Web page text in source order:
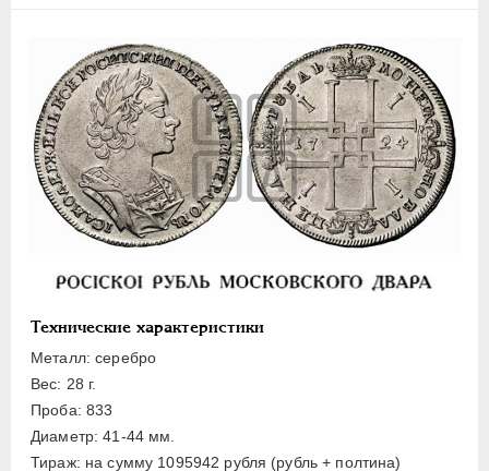
Технические характеристики
Металл: серебро
Вес: 28 г.
Проба: 833
Диаметр: 41-44 мм.
Тираж: на сумму 1095942 рубля (рубль + полтина)
10 денег
5 копеек
Алтын(ник)
1 копейка
Медь
Для Речи Посполитой
ЕКАТЕРИНА I
ПЕТР II 1727-1729
АННА ИОАННОВНА
ИОАНН АНТОНОВИЧ